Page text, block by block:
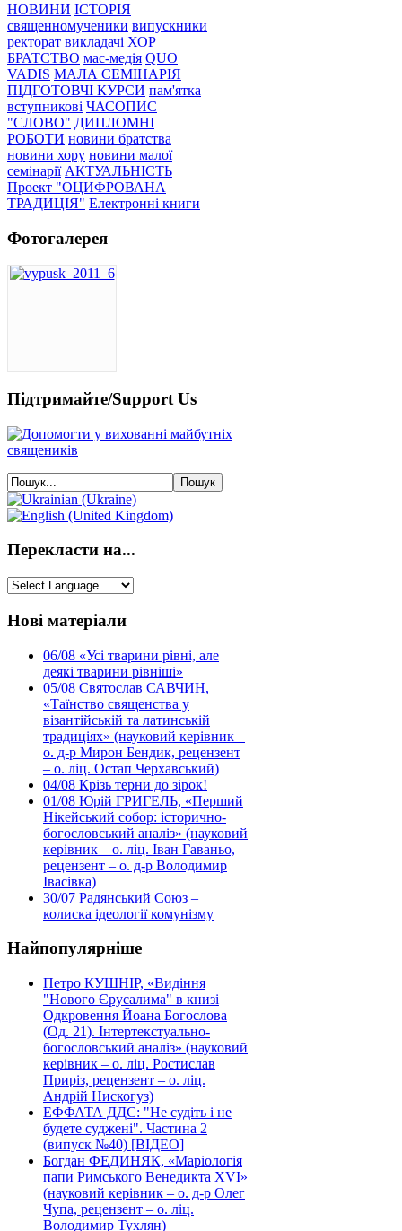
НОВИНИ ІСТОРІЯ
священномученики випускники
ректорат викладачі ХОР
БРАТСТВО мас-медія QUO
VADIS МАЛА СЕМІНАРІЯ
ПІДГОТОВЧІ КУРСИ пам'ятка
вступникові ЧАСОПИС
"СЛОВО" ДИПЛОМНІ
РОБОТИ новини братства
новини хору новини малої
семінарії АКТУАЛЬНІСТЬ
Проект "ОЦИФРОВАНА
ТРАДИЦІЯ" Електронні книги
Фотогалерея
Підтримайте/Support Us
Перекласти на...
Нові матеріали
06/08 «Усі тварини рівні, але
деякі тварини рівніші»
05/08 Святослав САВЧИН,
«Таїнство священства у
візантійській та латинській
традиціях» (науковий керівник –
о. д-р Мирон Бендик, рецензент
– о. ліц. Остап Черхавський)
04/08 Крізь терни до зірок!
01/08 Юрій ГРИГЕЛЬ, «Перший
Нікейський собор: історично-
богословський аналіз» (науковий
керівник – о. ліц. Іван Гаваньо,
рецензент – о. д-р Володимир
Івасівка)
30/07 Радянський Союз –
колиска ідеології комунізму
Найпопулярніше
Петро КУШНІР, «Видіння
"Нового Єрусалима" в книзі
Одкровення Йоана Богослова
(Од. 21). Інтертекстуально-
богословський аналіз» (науковий
керівник – о. ліц. Ростислав
Приріз, рецензент – о. ліц.
Андрій Нискогуз)
ЕФФАТА ДДС: "Не судіть і не
будете суджені". Частина 2
(випуск №40) [ВІДЕО]
Богдан ФЕДИНЯК, «Маріологія
папи Римського Венедикта XVI»
(науковий керівник – о. д-р Олег
Чупа, рецензент – о. ліц.
Володимир Тухлян)